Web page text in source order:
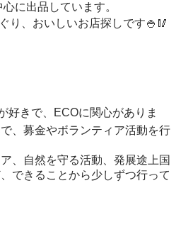
に出品しています。
り、おいしいお店探しです🍚🥢
好きで、ECOに関心がありま
、募金やボランティア活動を行
、自然を守る活動、発展途上国
できることから少しずつ行って